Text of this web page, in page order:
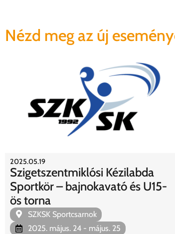
Nézd meg az új
2025.05.19
Szigetszentmiklósi Kézilabda
Sportkör – bajnokavató és U15-
ös torna
SZKSK Sportcsarnok
2025. május. 24 - május. 25